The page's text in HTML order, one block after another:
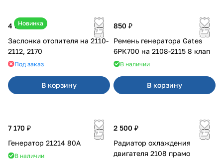
Новинка
4 500 ₽
Заслонка отопителя на 2110-
2112, 2170
Под заказ
В корзину
850 ₽
Ремень генератора Gates
6РК700 на 2108-2115 8 клап
В наличии
В корзину
7 170 ₽
Генератор 21214 80А
В наличии
2 500 ₽
Радиатор охлаждения
двигателя 2108 прамо